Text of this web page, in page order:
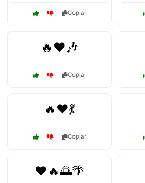
Copiar
🔥❤️🎶
Copiar
🔥❤️💃
Copiar
❤️🔥🌅🌴